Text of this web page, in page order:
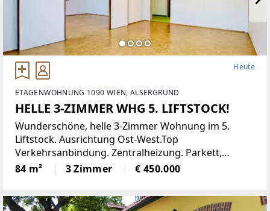
Heute
ETAGENWOHNUNG 1090 WIEN, ALSERGRUND
HELLE 3-ZIMMER WHG 5. LIFTSTOCK!
Wunderschöne, helle 3-Zimmer Wohnung im 5.
Liftstock. Ausrichtung Ost-West.Top
Verkehrsanbindung. Zentralheizung. Parkett,
Jalousien, Abstellraum. Kellerabteil.Diese
lichtdurchflutete Etagenwohnung bietet reichlich
84 m² 3 Zimmer € 450.000